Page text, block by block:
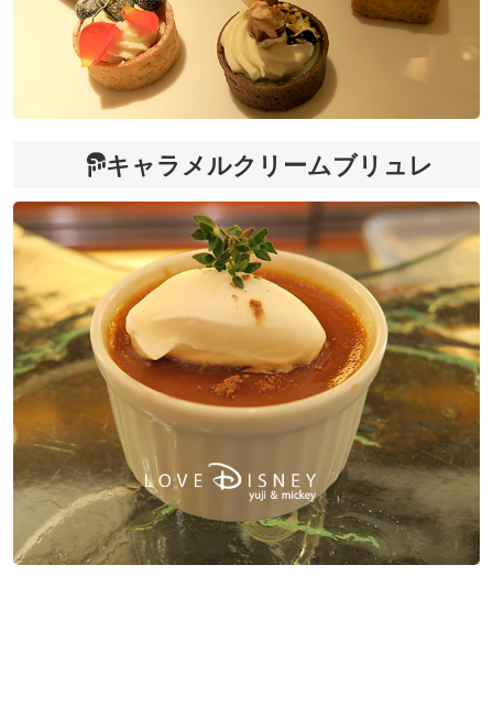
キャラメルクリームブリュレ